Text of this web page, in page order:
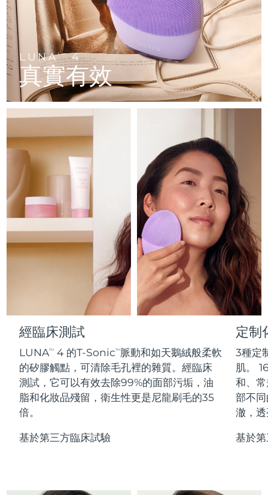
LUNATM4
真實有效
經臨床測試
LUNATM 4 的T-SonicTM脈動和如天鵝絨般柔軟
的矽膠觸點，可清除毛孔裡的雜質。經臨床
測試，它可以有效去除99%的面部污垢，油
脂和化妝品殘留，衛生性更是尼龍刷毛的35
倍。
基於第三方臨床試驗
定制
3種定
肌。
和、
部不
澈，
基於
LUNA™ 4 go
For travel or gym bag
LUNA™護膚
Premium cleansers & balm
LUNA™ 設備
All facial cleansing devices
BEAR™ 設備
All premium facelift devices
UFO™ 3 go
Portable red light therapy
面膜
Rejuvenation & hydration
UFO™ 設備
All deep facial hydration devices
issa™ 4 baby
For ages 0-3
issa™ Teeth Whitening Set
ISSA™ 設備
All silicone sonic toothbrushes
FAQ™ 102
Advanced clinical anti-aging
FAQ™ 103
Luxurious clinical anti-aging set
FAQ™ P1 Primer
Manuka honey primer
FAQ™護膚品
All FAQ™ skincare
FAQ™產品
All anti-aging treatments
FAQ™ 202
LED mask
FAQ™ 211
Anti-aging neck & décolleté LED mask
FAQ™ 221
Anti-aging LED hand mask
FAQ™護膚品
All FAQ™ skincare
FAQ™產品
All LED treatments
生髮
FAQ™ 301
LED hair strengthening scalp massager
FAQ™ Scalp Serum
Scalp recovery probiotic serum
FAQ™護膚品
All FAQ™ skincare
FAQ™產品
All hair treatments
肌膚年輕化
FAQ™ 501
Full-Spectrum Red Light Therapy
FAQ™ 502
Full-Spectrum Red Light Therapy
FAQ™ Red Light Serum
FAQ™ skincare
All FAQ™ skincare
FAQ™ products
All toning treatments
保健品
NEW
專業治療
脫毛
PEACH™ 2 Pro Max
Professional IPL hair removal device
PEACH™ 2
IPL hair removal
PEACH™ 2 go
Travel-friendly IPL hair removal
PEACH™ Cooling Prep Gel
身體護理
BEAR™ 2 body
Microcurrent body toning
LUNA™ 4 body
Massaging body brush
SUPERCHARGED™ serum
Firming body serum
ESPADA™ 2 plus
Recurring acne LED therapy
ESPADA™ 2
Acne treatment device
ESPADA™ Blemish Solution
眼部護理
BEAR™ 2 eyes & lips
Microcurrent line smoothing device
IRIS™ 2
Rejuvenating eye massager
眼部護膚
毛孔護理
KIWI™ derma
Diamond microdermabrasion .
Blackhead remover
LUNA™ 4 hair
2-in-1 LED scalp massager
LED light hairbrush
牙齒美白
NEW
issa™ Teeth Whitening Set
Dual LED + sonic device & 18% PAP gel
issa™ Teeth Whitening Gel
更多的
克羅埃西亞 預計送達日期11/08/2026
賽普勒斯 預計送達日期12/08/2026
捷克 預計送達日期11/08/2026
丹麥 預計送達日期11/08/2026
芬蘭 預計送達日期11/08/2026
法國 預計送達日期 11/08/2026
法屬玻里尼西亞 預計送達日期15/08/2026
德國 預計送達日期11/08/2026
預計送達日期15/08/2026
預計送達日期 11/08/2026
中國香港特別行政區 12/08/2026
匈牙利 預計送達日期11/08/2026
冰島 預計送達日期12/08/2026
印尼 09/08/2026
愛爾蘭 11/08/2026